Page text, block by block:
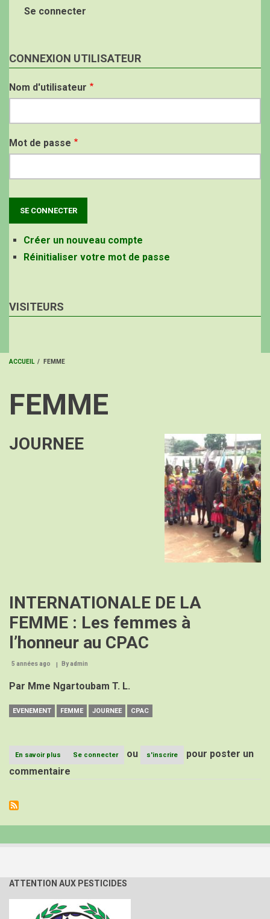
Se connecter
CONNEXION UTILISATEUR
Nom d'utilisateur
Mot de passe
Créer un nouveau compte
Réinitialiser votre mot de passe
VISITEURS
D'ARIANE
ACCUEIL / FEMME
FEMME
Image
JOURNEE
INTERNATIONALE DE LA
FEMME : Les femmes à
l’honneur au CPAC
5 années ago Byadmin
Par Mme Ngartoubam T. L.
EVENEMENT FEMME JOURNEE CPAC
En savoir plus
JOURNEE
INTERNATIONALE
Les
CPAC
Se connecter ou s'inscrire
pour poster un
commentaire
ATTENTION AUX PESTICIDES